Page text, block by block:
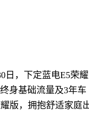
日，下定蓝电E5荣耀
身基础流量及3年车
版，拥抱舒适家庭